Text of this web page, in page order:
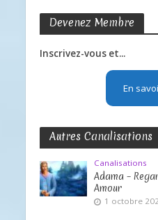
Devenez Membre
Inscrivez-vous et...
En
Autres Canalisations
Canalisations
Adama –
Amour
1 octobre